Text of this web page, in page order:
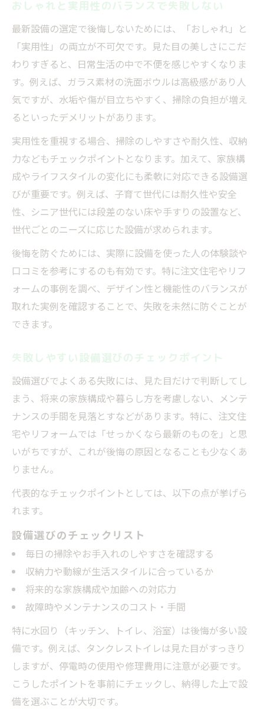
おしゃれと実用性のバランスで失敗しない
最新設備の選定で後悔しないためには、「おしゃれ」と
「実用性」の両立が不可欠です。見た目の美しさにこだ
わりすぎると、日常生活の中で不便を感じやすくなりま
す。例えば、ガラス素材の洗面ボウルは高級感があり人
気ですが、水垢や傷が目立ちやすく、掃除の負担が増え
るといったデメリットがあります。
実用性を重視する場合、掃除のしやすさや耐久性、収納
力などもチェックポイントとなります。加えて、家族構
成やライフスタイルの変化にも柔軟に対応できる設備選
びが重要です。例えば、子育て世代には耐久性や安全
性、シニア世代には段差のない床や手すりの設置など、
世代ごとのニーズに応じた設備が求められます。
後悔を防ぐためには、実際に設備を使った人の体験談や
口コミを参考にするのも有効です。特に注文住宅やリフ
ォームの事例を調べ、デザイン性と機能性のバランスが
取れた実例を確認することで、失敗を未然に防ぐことが
できます。
失敗しやすい設備選びのチェックポイント
設備選びでよくある失敗には、見た目だけで判断してし
まう、将来の家族構成や暮らし方を考慮しない、メンテ
ナンスの手間を見落とすなどがあります。特に、注文住
宅やリフォームでは「せっかくなら最新のものを」と思
いがちですが、これが後悔の原因となることも少なくあ
りません。
代表的なチェックポイントとしては、以下の点が挙げら
れます。
設備選びのチェックリスト
毎日の掃除やお手入れのしやすさを確認する
収納力や動線が生活スタイルに合っているか
将来的な家族構成や加齢への対応力
故障時やメンテナンスのコスト・手間
特に水回り（キッチン、トイレ、浴室）は後悔が多い設
備です。例えば、タンクレストイレは見た目がすっきり
しますが、停電時の使用や修理費用に注意が必要です。
こうしたポイントを事前にチェックし、納得した上で設
備を選ぶことが大切です。